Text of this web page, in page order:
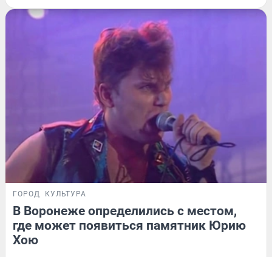
ГОРОД КУЛЬТУРА
В Воронеже определились с местом,
где может появиться памятник Юрию
Хою